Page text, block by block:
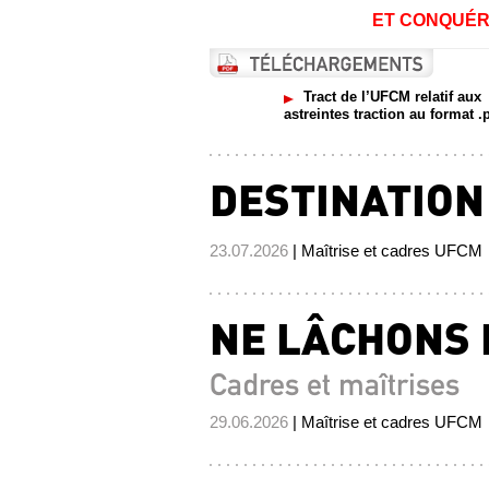
ET
Tract de l’UFCM relatif aux
astreintes traction au format
23.07.2026 | Maîtrise et cadres UFCM
NE LÂCHONS
Cadres et maîtrises
29.06.2026 | Maîtrise et cadres UFCM